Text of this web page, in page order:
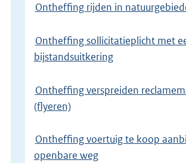
Ontheffing rijden in
Ontheffing sollicitatieplicht met
bijstandsuitkering
Ontheffing verspreiden
(flyeren)
Ontheffing voertuig te koop
openbare weg